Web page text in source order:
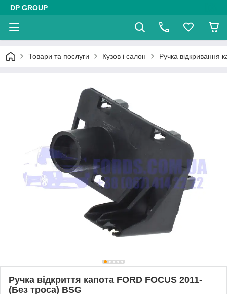
DP GROUP
Товари та послуги Кузов і салон Ручка відкривання
Ручка відкриття капота FORD FOCUS 2011-
(Без троса) BSG